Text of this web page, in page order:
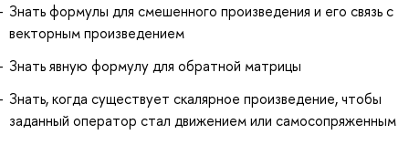
Знать формулы для смешенного произведения и его связь с
векторным произведением
Знать явную формулу для обратной матрицы
Знать, когда существует скалярное произведение, чтобы
заданный оператор стал движением или самосопряженным